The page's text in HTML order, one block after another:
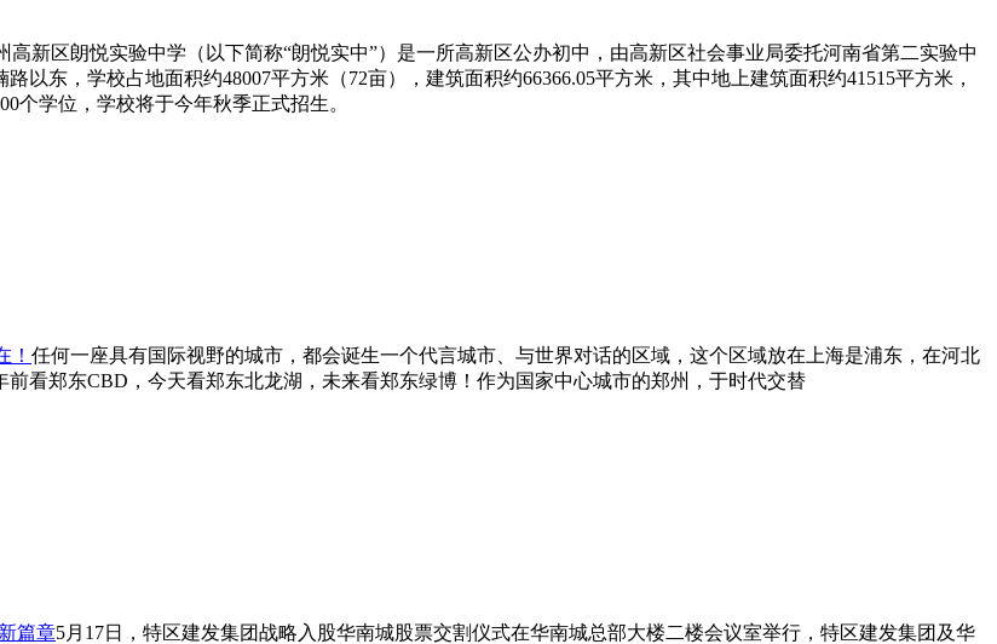
高新区朗悦实验中学（以下简称“朗悦实中”）是一所高新区公办初中，由高新区社会事业局委托河南省第二实验中
以东，学校占地面积约48007平方米（72亩），建筑面积约66366.05平方米，其中地上建筑面积约41515平方米，
个学位，学校将于今年秋季正式招生。
！ 任何一座具有国际视野的城市，都会诞生一个代言城市、与世界对话的区域，这个区域放在上海是浦东，在河北
看郑东CBD，今天看郑东北龙湖，未来看郑东绿博！作为国家中心城市的郑州，于时代交替
篇章5月17日，特区建发集团战略入股华南城股票交割仪式在华南城总部大楼二楼会议室举行，特区建发集团及华